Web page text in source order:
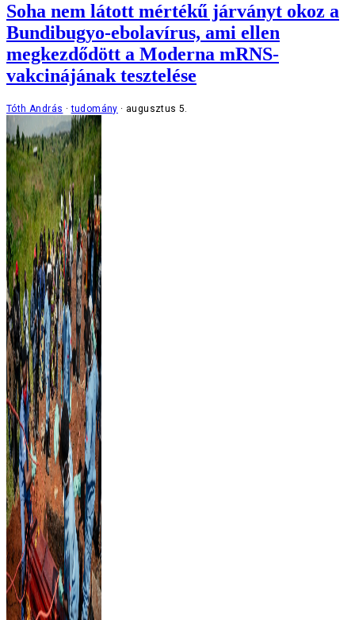
Soha nem látott mértékű járványt okoz a
Bundibugyo-ebolavírus, ami ellen
megkezdődött a Moderna mRNS-
vakcinájának tesztelése
Tóth András tudomány augusztus 5.